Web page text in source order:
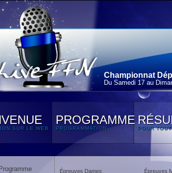
Championnat
Du Samedi 17 au
SUR LE WEB
PROGRAMME
PROGRAMMATION POUR
Programme Épreuves Dames Épreuves